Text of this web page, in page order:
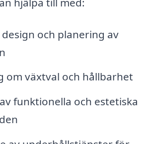
och planering av
om växtval och hållbarhet
funktionella och estetiska